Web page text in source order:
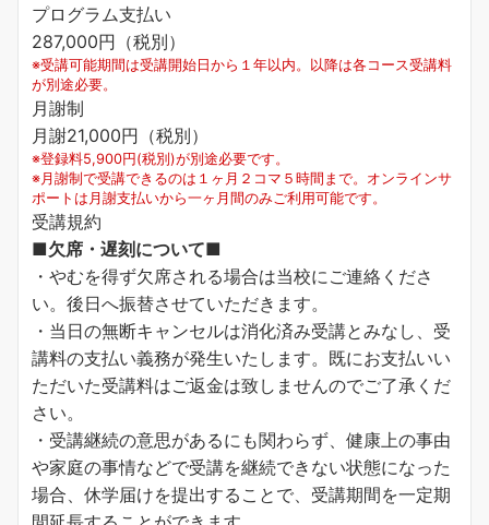
プログラム支払い
287,000円（税別）
※受講可能期間は受講開始日から１年以内。以降は各コース受講料
が別途必要。
月謝制
月謝21,000円（税別）
※登録料5,900円(税別)が別途必要です。
※月謝制で受講できるのは１ヶ月２コマ５時間まで。オンラインサ
ポートは月謝支払いから一ヶ月間のみご利用可能です。
受講規約
■欠席・遅刻について■
・やむを得ず欠席される場合は当校にご連絡くださ
い。後日へ振替させていただきます。
・当日の無断キャンセルは消化済み受講とみなし、受
講料の支払い義務が発生いたします。既にお支払いい
ただいた受講料はご返金は致しませんのでご了承くだ
さい。
・受講継続の意思があるにも関わらず、健康上の事由
や家庭の事情などで受講を継続できない状態になった
場合、休学届けを提出することで、受講期間を一定期